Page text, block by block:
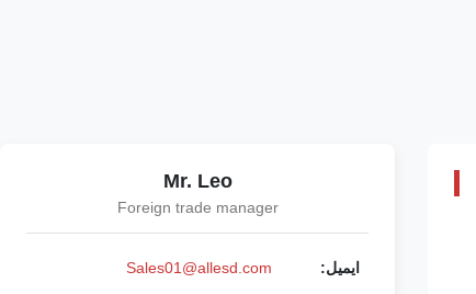
Mr. Leo
Foreign trade manager
ایمیل: Sales01@allesd.com